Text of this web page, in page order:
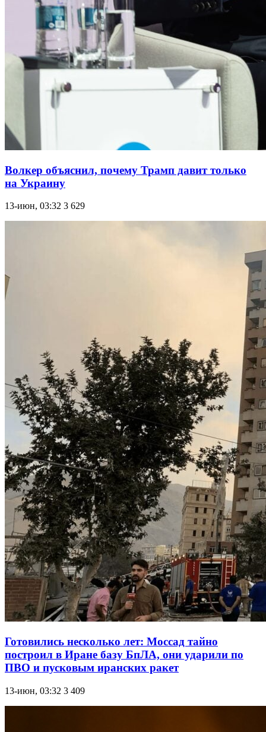
Волкер объяснил, почему Трамп давит только
на Украину
13-июн, 03:32 3 629
Готовились несколько лет: Моссад тайно
построил в Иране базу БпЛА, они ударили по
ПВО и пусковым иранских ракет
13-июн, 03:32 3 409